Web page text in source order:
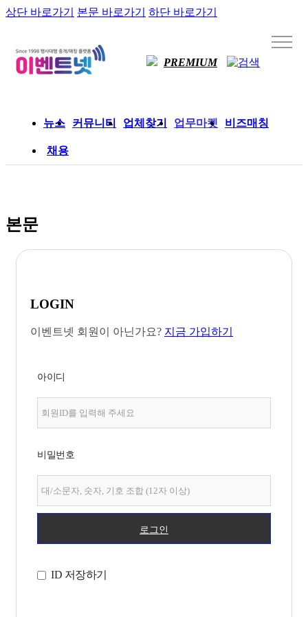
상단 바로가기 본문 바로가기 하단 바로가기
PREMIUM
뉴스 커뮤니티 업체찾기 업무마켓 비즈매칭
채용
본문
LOGIN
이벤트넷 회원이 아닌가요? 지금 가입하기
아이디
비밀번호
로그인
ID 저장하기